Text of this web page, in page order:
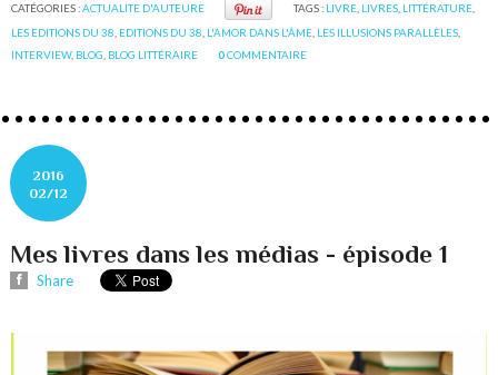
CATÉGORIES :ACTUALITE D'AUTEURE TAGS : LIVRE, LIVRES, LITTÉRATURE,
LES EDITIONS DU 38 EDITIONS DU 38 L'AMOR DANS L'ÂME LES ILLUSIONS PARALLÈLES
INTERVIEW, BLOG BLOG LITTÉRAIRE 0COMMENTAIRE
2016
02/12
Mes livres dans les médias - épisode 1
Share